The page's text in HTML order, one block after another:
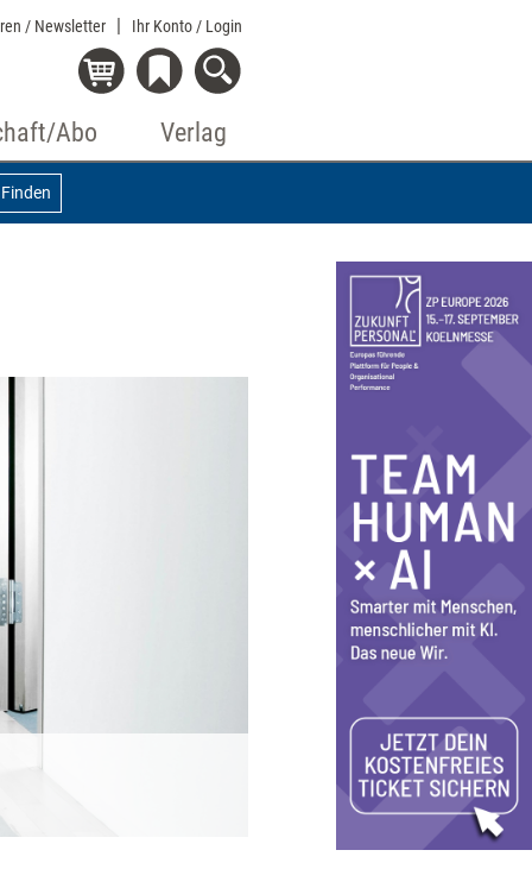
/ Newsletter Ihr Konto / Login
Abo Verlag
Finden